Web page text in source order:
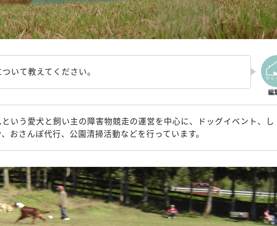
いて教えてください。
いう愛犬と飼い主の障害物競走の運営を中心に、ドッグイベント、し
おさんぽ代行、公園清掃活動などを行っています。